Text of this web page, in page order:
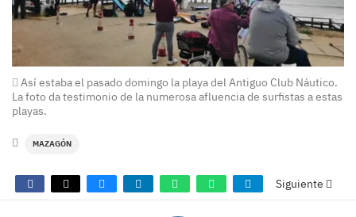
Así estaba el pasado domingo la playa del Antiguo Club Náutico.
La foto da testimonio de la numerosa afluencia de surfistas a estas
playas.
MAZAGÓN
Siguiente